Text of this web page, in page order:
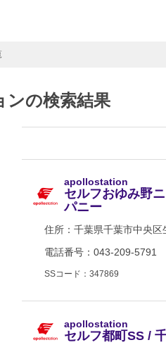
ンの検索結果
apollostation
セルフおゆみ野
パニー
住所： 千葉県千葉市中央区
電話番号：043-209-5791
SSコード：347869
apollostation
セルフ都町SS /